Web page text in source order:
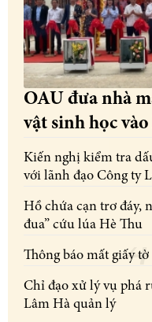
OAU đưa nhà
vật sinh học
Kiến nghị kiểm tra
với lãnh đạo Công ty
Hồ chứa cạn trơ đáy,
đua” cứu lúa Hè Thu
Thông báo mất giấy tờ
Chỉ đạo xử lý vụ phá
Lâm Hà quản lý